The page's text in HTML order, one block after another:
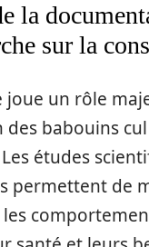
la
sur la
joue un rôle
des babouins
études
permettent de